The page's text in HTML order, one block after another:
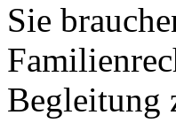
Sie
Begleitung